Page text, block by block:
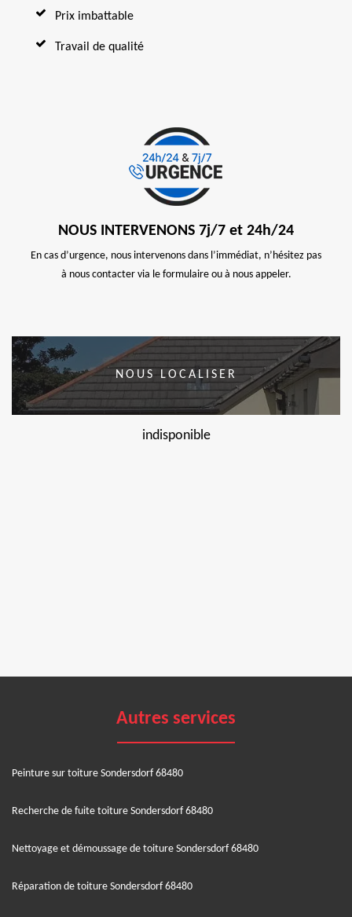
Prix imbattable
Travail de qualité
NOUS INTERVENONS 7j/7 et 24h/24
En cas d’urgence, nous intervenons dans l’immédiat, n’hésitez pas
à nous contacter via le formulaire ou à nous appeler.
NOUS LOCALISER
indisponible
Autres services
Peinture sur toiture Sondersdorf 68480
Recherche de fuite toiture Sondersdorf 68480
Nettoyage et démoussage de toiture Sondersdorf 68480
Réparation de toiture Sondersdorf 68480